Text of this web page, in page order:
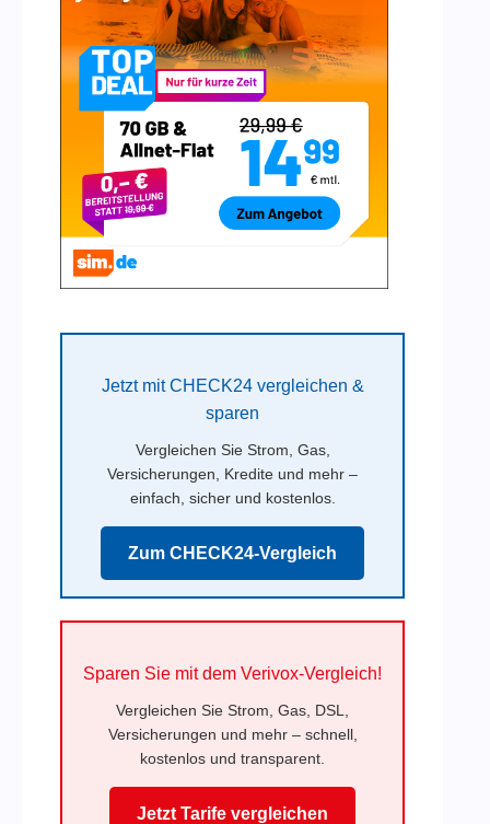
Jetzt mit CHECK24 vergleichen &
sparen
Vergleichen Sie Strom, Gas,
Versicherungen, Kredite und mehr –
einfach, sicher und kostenlos.
Zum CHECK24-Vergleich
Sparen Sie mit dem Verivox-Vergleich!
Vergleichen Sie Strom, Gas, DSL,
Versicherungen und mehr – schnell,
kostenlos und transparent.
Jetzt Tarife vergleichen